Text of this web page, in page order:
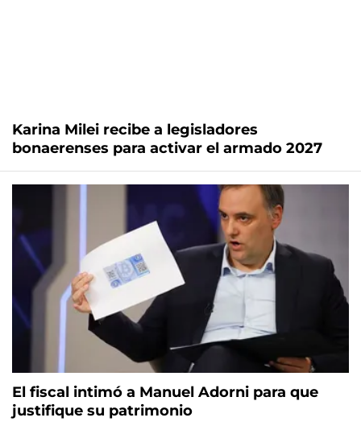
Karina Milei recibe a legisladores
bonaerenses para activar el armado 2027
El fiscal intimó a Manuel Adorni para que
justifique su patrimonio